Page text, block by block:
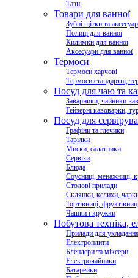
Тази
Товари для ванної
Зубні щітки та
Полиці для ванної
Килимки для ванної
Аксесуари для ванної
Термоси
Термоси харчові
Термоси стандартні,
Посуд для чаю та
Заварники, чайники-
Гейзерні кавоварки,
Посуд для
Графіни та глечики
Тарілки
Миски, салатники
Сервізи
Блюда
Соусниці, менажниці,
Столові прилади
Склянки, келихи,
Тортівниці,
Чашки і кружки
Побутова техніка,
Прилади для
Електроплити
Блендери та міксери
Електрочайники
Батарейки